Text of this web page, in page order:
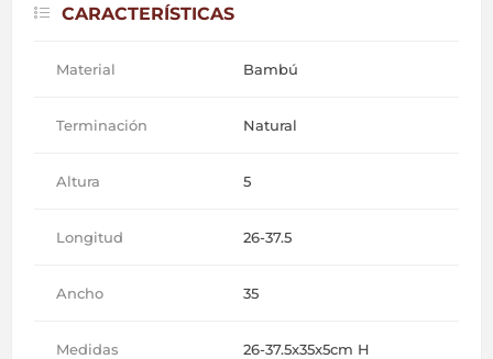
CARACTERÍSTICAS
Material Bambú
Terminación Natural
Altura 5
Longitud 26-37.5
Ancho 35
Medidas 26-37.5x35x5cm H